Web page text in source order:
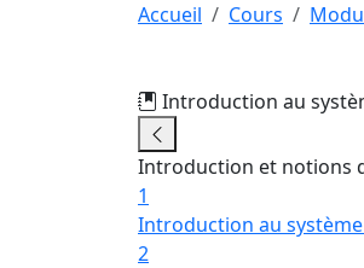
Accueil
Cours
Introduction au
Introduction et notions
1
Introduction au
2